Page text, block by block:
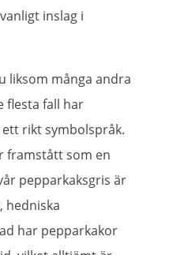
inslag i
liksom många andra
flesta fall har
rikt symbolspråk.
framstått som en
pepparkaksgris är
hedniska
har pepparkakor